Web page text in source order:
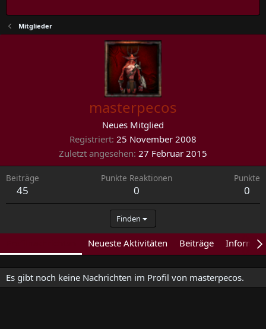
Mitglieder
masterpecos
Neues Mitglied
Registriert 25 November 2008
Zuletzt angesehen 27 Februar 2015
Beiträge
45
Punkte Reaktionen
0
Punkte
0
Finden
Neueste Aktivitäten Beiträge
Es gibt noch keine Nachrichten im Profil von masterpecos.